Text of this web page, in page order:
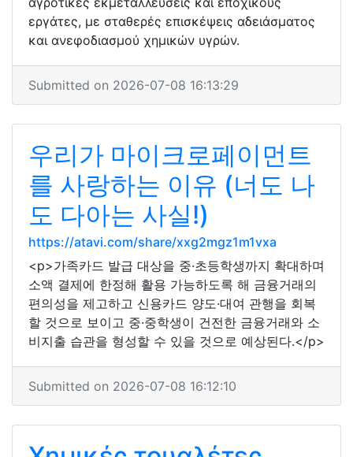
εργάτες, με σταθερές επισκέψεις αδειάσματος
και ανεφοδιασμού χημικών υγρών.
Submitted on 2026-07-08 16:13:29
우리가 마이크로페이먼트
를 사랑하는 이유 (너도 나
도 다아는 사실!)
https://atavi.com/share/xxg2mgz1m1vxa
<p>가족카드 발급 대상을 중·초등학생까지 확대하며
소액 결제에 한정해 활용 가능하도록 해 금융거래의
편의성을 제고하고 신용카드 양도·대여 관행을 회복
할 것으로 보이고 중·중학생이 건전한 금융거래와 소
비지출 습관을 형성할 수 있을 것으로 예상된다.</p>
Submitted on 2026-07-08 16:12:10